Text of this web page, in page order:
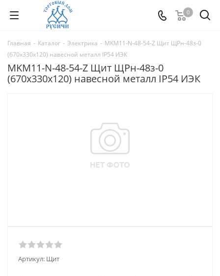
0
Главная - Каталог - Электрика - MKM11-N-48-54-Z Щит ЩРн-48з-0
(670х330х120) навесной металл IP54 ИЭК
MKM11-N-48-54-Z Щит ЩРн-48з-0
(670х330х120) навесной металл IP54 ИЭК
Артикул: Щит